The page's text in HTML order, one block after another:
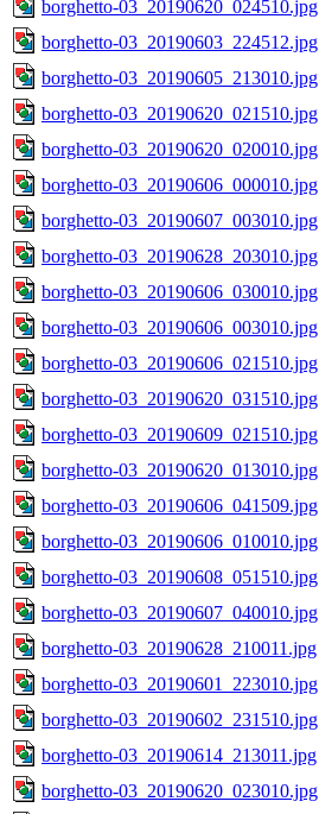
borghetto-03_20190620_024510.jpg
borghetto-03_20190603_224512.jpg
borghetto-03_20190605_213010.jpg
borghetto-03_20190620_021510.jpg
borghetto-03_20190620_020010.jpg
borghetto-03_20190606_000010.jpg
borghetto-03_20190607_003010.jpg
borghetto-03_20190628_203010.jpg
borghetto-03_20190606_030010.jpg
borghetto-03_20190606_003010.jpg
borghetto-03_20190606_021510.jpg
borghetto-03_20190620_031510.jpg
borghetto-03_20190609_021510.jpg
borghetto-03_20190620_013010.jpg
borghetto-03_20190606_041509.jpg
borghetto-03_20190606_010010.jpg
borghetto-03_20190608_051510.jpg
borghetto-03_20190607_040010.jpg
borghetto-03_20190628_210011.jpg
borghetto-03_20190601_223010.jpg
borghetto-03_20190602_231510.jpg
borghetto-03_20190614_213011.jpg
borghetto-03_20190620_023010.jpg